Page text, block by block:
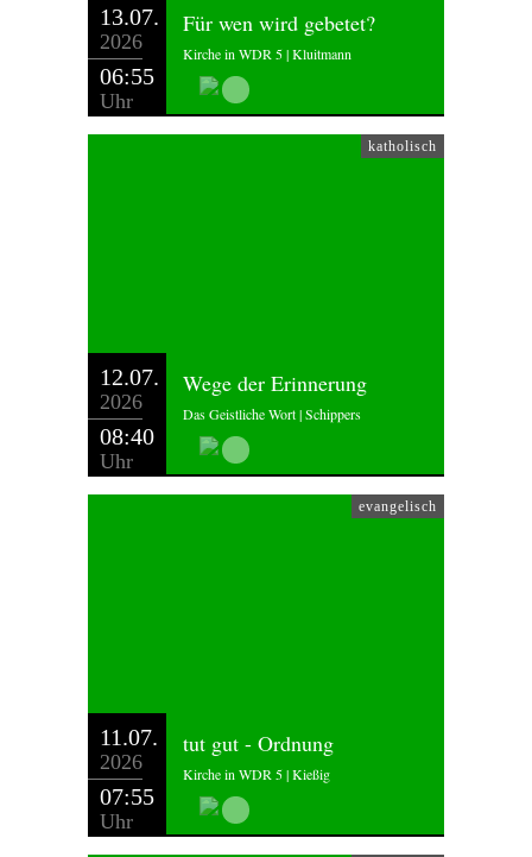
13.07.
2026
06:55
Uhr
Für wen wird gebetet?
Kirche in WDR 5 | Kluitmann
katholisch
12.07.
2026
08:40
Uhr
Wege der Erinnerung
Das Geistliche Wort | Schippers
evangelisch
11.07.
2026
07:55
Uhr
tut gut - Ordnung
Kirche in WDR 5 | Kießig